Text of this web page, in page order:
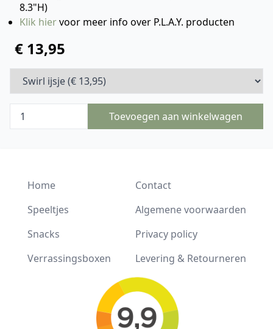
8.3"H)
Klik hiervoor meer info over P.L.A.Y. producten
€ 13,95
Toevoegen aan winkelwagen
Home
Speeltjes
Snacks
Verrassingsboxen
Contact
Algemene voorwaarden
Privacy policy
Levering & Retourneren